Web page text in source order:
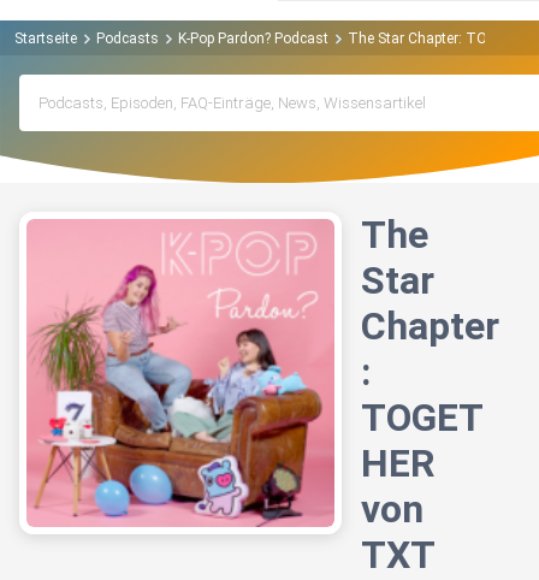
Startseite Podcasts K-Pop Pardon? Podcast The Star Chapter:
The
Star
Chapter
:
TOGET
HER
von
TXT